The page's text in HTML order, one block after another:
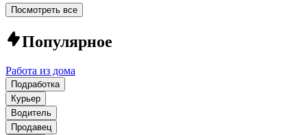
Посмотреть все
Популярное
Работа из дома
Подработка
Курьер
Водитель
Продавец